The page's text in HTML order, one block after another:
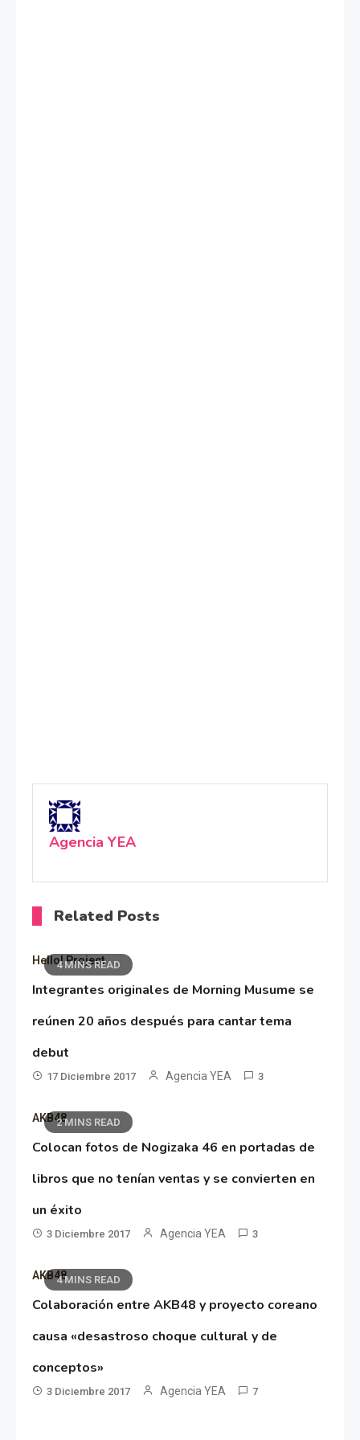
Agencia YEA
Related Posts
4 MINS READ
Hello! Project
Integrantes originales de Morning Musume se
reúnen 20 años después para cantar tema
debut
17 Diciembre 2017 Agencia YEA 3
2 MINS READ
AKB48
Colocan fotos de Nogizaka 46 en portadas de
libros que no tenían ventas y se convierten en
un éxito
3 Diciembre 2017 Agencia YEA 3
4 MINS READ
AKB48
Colaboración entre AKB48 y proyecto coreano
causa «desastroso choque cultural y de
conceptos»
3 Diciembre 2017 Agencia YEA 7